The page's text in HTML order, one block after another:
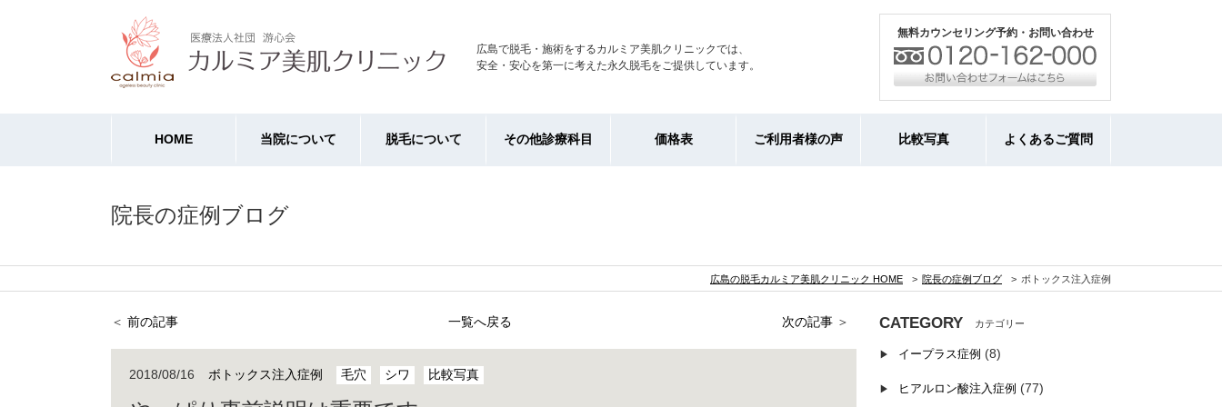
広島で脱毛・施術をするカルミア美肌クリニックでは、
安全・安心を第一に考えた永久脱毛をご提供しています。
無料カウンセリング予約・お問い合わせ
HOME 当院について 脱毛について その他診療科目 価格表 ご利用者様の声 比較写真 よくあるご質問
院長の症例ブログ
広島の脱毛カルミア美肌クリニック HOME 院長の症例ブログ ボトックス注入症例
＜ 前の記事 一覧へ戻る 次の記事＞
2018/08/16 ボトックス注入症例 毛穴 シワ 比較写真
CATEGORY
イープラス症例 (8)
ヒアルロン酸注入症例 (77)